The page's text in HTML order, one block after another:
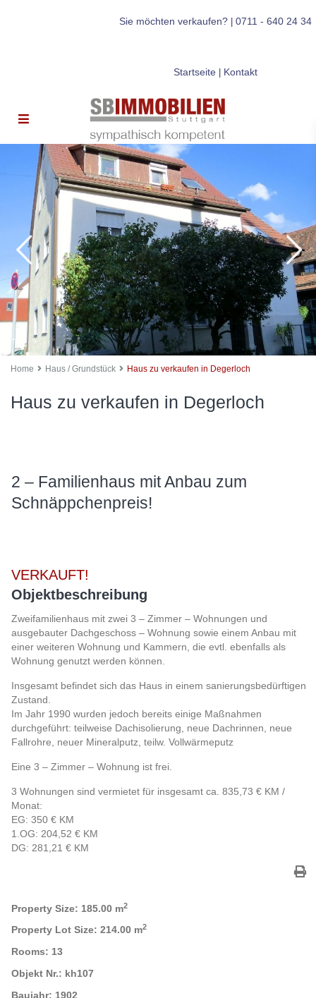
Sie möchten verkaufen?| 0711 - 640 24 34
Startseite| Kontakt
Home Haus / Grundstück Haus zu verkaufen in Degerloch
Haus zu verkaufen in Degerloch
2 – Familienhaus mit Anbau zum
Schnäppchenpreis!
VERKAUFT!
Objektbeschreibung
Zweifamilienhaus mit zwei 3 – Zimmer – Wohnungen und
ausgebauter Dachgeschoss – Wohnung sowie einem Anbau mit
einer weiteren Wohnung und Kammern, die evtl. ebenfalls als
Wohnung genutzt werden können.
Insgesamt befindet sich das Haus in einem sanierungsbedürftigen
Zustand.
Im Jahr 1990 wurden jedoch bereits einige Maßnahmen
durchgeführt: teilweise Dachisolierung, neue Dachrinnen, neue
Fallrohre, neuer Mineralputz, teilw. Vollwärmeputz
Eine 3 – Zimmer – Wohnung ist frei.
3 Wohnungen sind vermietet für insgesamt ca. 835,73 € KM /
Monat:
EG: 350 € KM
1.OG: 204,52 € KM
DG: 281,21 € KM
Property Size: 185.00 m2
Property Lot Size: 214.00 m2
Rooms: 13
Objekt Nr.: kh107
Baujahr: 1902